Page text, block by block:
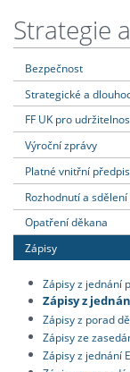
Strategie
Bezpečnost
Strategické a
FF UK pro
Výroční zprávy
Platné vnitřní
Rozhodnutí a
Opatření děkana
Zápisy
Zápisy z jednání
Zápisy z
Zápisy z porad
Zápisy ze
Zápisy z jednání